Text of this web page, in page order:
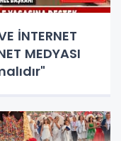
İNTERNET
MEDYASI